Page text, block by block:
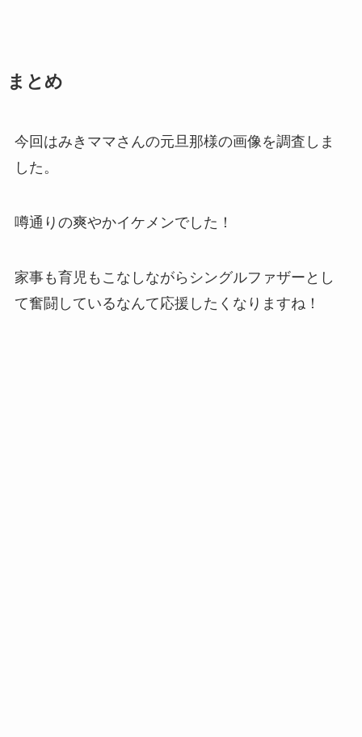
まとめ
今回はみきママさんの元旦那様の画像を調査しま
した。
噂通りの爽やかイケメンでした！
家事も育児もこなしながらシングルファザーとし
て奮闘しているなんて応援したくなりますね！